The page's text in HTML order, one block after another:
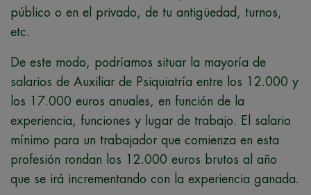
público o en el privado, de tu antigüedad, turnos,
etc.
De este modo, podríamos situar la mayoría de
salarios de Auxiliar de Psiquiatría entre los 12.000 y
los 17.000 euros anuales, en función de la
experiencia, funciones y lugar de trabajo. El salario
mínimo para un trabajador que comienza en esta
profesión rondan los 12.000 euros brutos al año
que se irá incrementando con la experiencia ganada.